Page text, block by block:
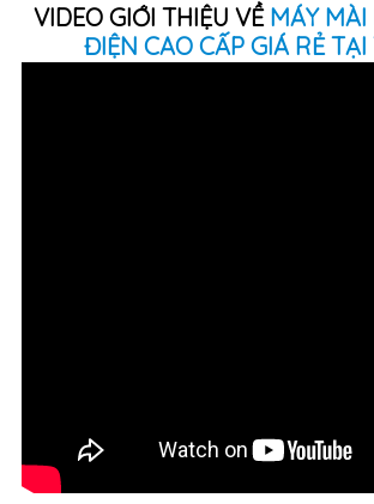
VIDEO GIỚI THIỆU VỀ MÁY
ĐIỆN CAO CẤP GIÁ RẺ TẠI